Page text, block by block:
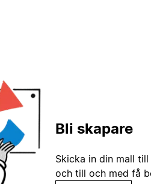
Bli skapare
Skicka in din mall
och till och med få